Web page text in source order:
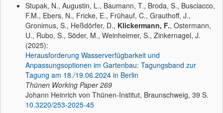
Stupak, N., Augustin, L., Baumann, T., Broda, S., Busciacco,
F.M., Ebers, N., Fricke, E., Frühauf, C., Grauthoff, J.,
Gronimus, S., Heßdörfer, D., Klickermann, F., Ostermann,
U., Rubo, S., Söder, M., Weinheimer, S., Zinkernagel, J.
(2025):
Herausforderung Wasserverfügbarkeit und
Anpassungsoptionen im Gartenbau: Tagungsband zur
Tagung am 18./19.06.2024 in Berlin
Thünen Working Paper 269
Johann Heinrich von Thünen-Institut, Braunschweig, 39 S.
10.3220/253-2025-45